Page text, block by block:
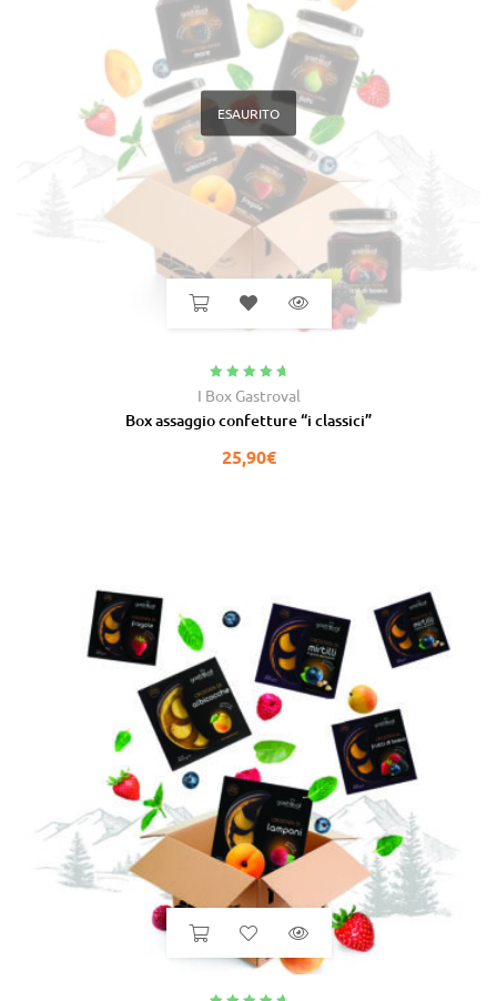
ESAURITO
Valutato
4.91
I Box Gastroval
Box assaggio confetture “i classici”
25,90€